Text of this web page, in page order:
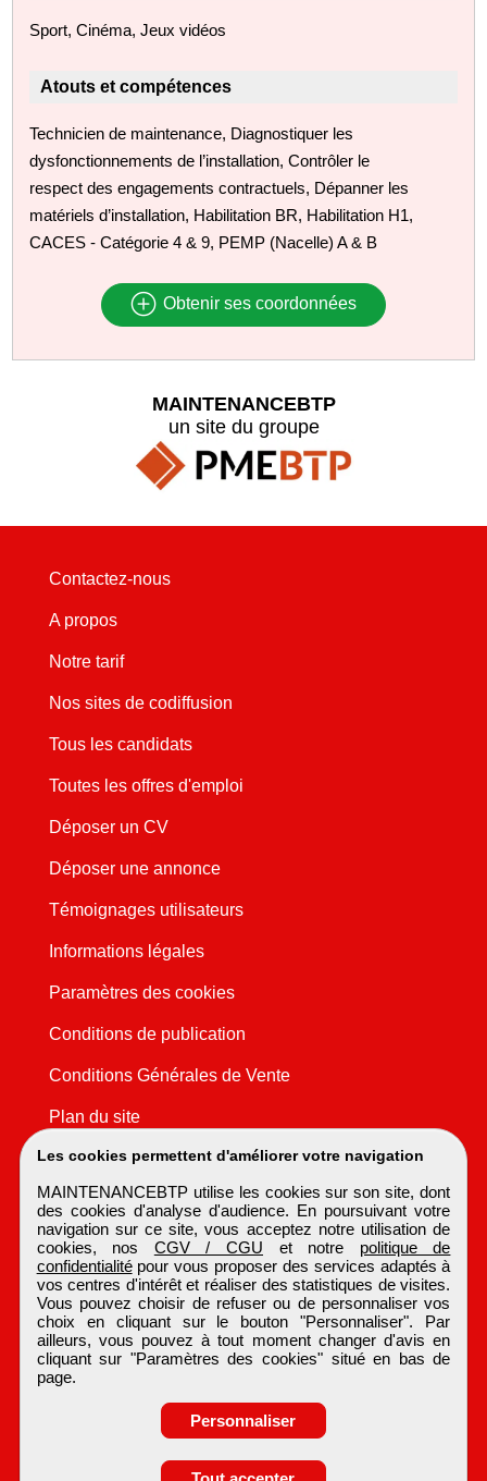
Obtenir ses
Sport, Cinéma, Jeux vidéos
Atouts et compétences
Technicien de maintenance, Diagnostiquer les
dysfonctionnements de l’installation, Contrôler le
respect des engagements contractuels, Dépanner les
matériels d’installation, Habilitation BR, Habilitation H1,
CACES - Catégorie 4 & 9, PEMP (Nacelle) A & B
Obtenir ses coordonnées
Les cookies permettent d'améliorer votre navigation
MAINTENANCEBTP utilise les cookies sur son site, dont
des cookies d'analyse d'audience. En poursuivant votre
navigation sur ce site, vous acceptez notre utilisation de
cookies, nos CGV / CGU et notre politique de
confidentialitépour vous proposer des services adaptés à
vos centres d'intérêt et réaliser des statistiques de visites.
Vous pouvez choisir de refuser ou de personnaliser vos
choix en cliquant sur le bouton "Personnaliser". Par
ailleurs, vous pouvez à tout moment changer d'avis en
cliquant sur "Paramètres des cookies" situé en bas de
page.
Personnaliser
MAINTENANCEBTP
un site du groupe
Contactez-nous
A propos
Notre tarif
Nos sites de codiffusion
Tous les candidats
Toutes les offres d'emploi
Déposer un CV
Déposer une annonce
Témoignages utilisateurs
Informations légales
Paramètres des cookies
Conditions de publication
Conditions Générales de Vente
Plan du site